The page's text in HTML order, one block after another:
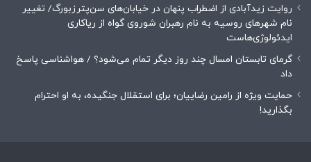
روایت زیدآبادی از اضطراب پنهان در خیابان‌های سن‌پترزبورگ/ تغییر
نام شهرهای روسیه به نام رهبران شوروی گواه از ریاکاری
ایدئولوژی‌هاست
گرمای تابستان امسال چند روز دیگر تمام می‌شود؟ / هواشناسی پاسخ
داد
حمایت ویژه از رامین رضاییان؛ برای استقلال جنگیده، به او احترام
بگذارید!